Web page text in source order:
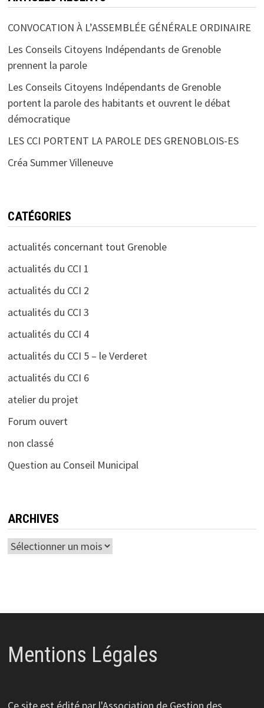
CONVOCATION À L’ASSEMBLÉE GÉNÉRALE ORDINAIRE
Les Conseils Citoyens Indépendants de Grenoble
prennent la parole
Les Conseils Citoyens Indépendants de Grenoble
portent la parole des habitants et ouvrent le débat
démocratique
LES CCI PORTENT LA PAROLE DES GRENOBLOIS-ES
Créa Summer Villeneuve
CATÉGORIES
actualités concernant tout Grenoble
actualités du CCI 1
actualités du CCI 2
actualités du CCI 3
actualités du CCI 4
actualités du CCI 5 – le Verderet
actualités du CCI 6
atelier du projet
Forum ouvert
non classé
Question au Conseil Municipal
ARCHIVES
Archives
Mentions Légales
Ce site est édité par l'Association de Gestion des